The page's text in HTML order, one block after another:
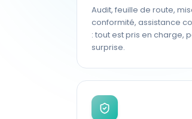
Audit, feuille de route,
conformité, assistance
: tout est pris en charge,
surprise.